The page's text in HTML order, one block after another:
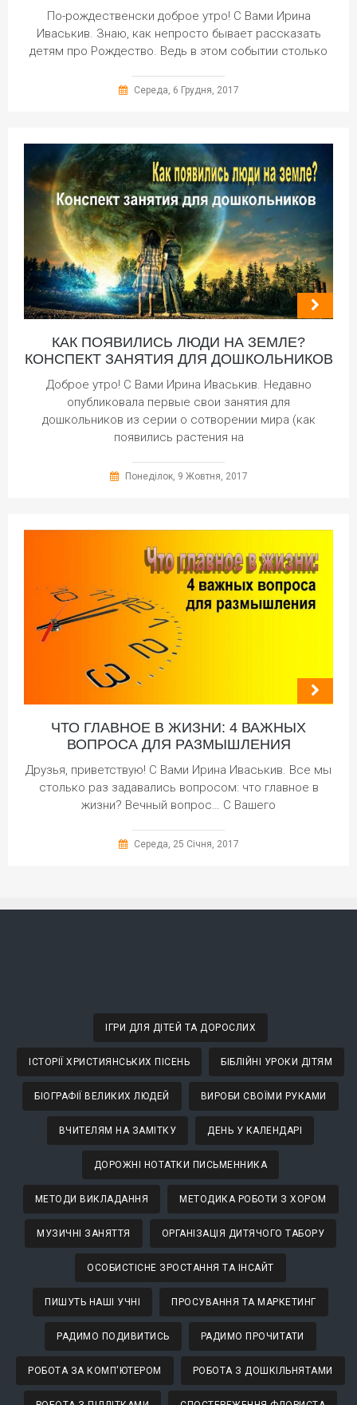
По-рождественски доброе утро! С Вами Ирина
Иваськив. Знаю, как непросто бывает рассказать
детям про Рождество. Ведь в этом событии столько
Середа, 6 Грудня, 2017
КАК ПОЯВИЛИСЬ ЛЮДИ НА ЗЕМЛЕ?
КОНСПЕКТ ЗАНЯТИЯ ДЛЯ ДОШКОЛЬНИКОВ
Доброе утро! С Вами Ирина Иваськив. Недавно
опубликовала первые свои занятия для
дошкольников из серии о сотворении мира (как
появились растения на
Понеділок, 9 Жовтня, 2017
ЧТО ГЛАВНОЕ В ЖИЗНИ: 4 ВАЖНЫХ
ВОПРОСА ДЛЯ РАЗМЫШЛЕНИЯ
Друзья, приветствую! С Вами Ирина Иваськив. Все мы
столько раз задавались вопросом: что главное в
жизни? Вечный вопрос… С Вашего
Середа, 25 Січня, 2017
ІГРИ ДЛЯ ДІТЕЙ ТА ДОРОСЛИХ
ІСТОРІЇ ХРИСТИЯНСЬКИХ ПІСЕНЬ БІБЛІЙНІ УРОКИ ДІТЯМ
БІОГРАФІЇ ВЕЛИКИХ ЛЮДЕЙ ВИРОБИ СВОЇМИ РУКАМИ
ВЧИТЕЛЯМ НА ЗАМІТКУ ДЕНЬ У КАЛЕНДАРІ
ДОРОЖНІ НОТАТКИ ПИСЬМЕННИКА
МЕТОДИ ВИКЛАДАННЯ МЕТОДИКА РОБОТИ З ХОРОМ
МУЗИЧНІ ЗАНЯТТЯ ОРГАНІЗАЦІЯ ДИТЯЧОГО ТАБОРУ
ОСОБИСТІСНЕ ЗРОСТАННЯ ТА ІНСАЙТ
ПИШУТЬ НАШІ УЧНІ ПРОСУВАННЯ ТА МАРКЕТИНГ
РАДИМО ПОДИВИТИСЬ РАДИМО ПРОЧИТАТИ
РОБОТА ЗА КОМП'ЮТЕРОМ РОБОТА З ДОШКІЛЬНЯТАМИ